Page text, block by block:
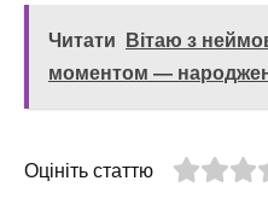
Читати
Вітаю з
моментом —
Оцініть статтю